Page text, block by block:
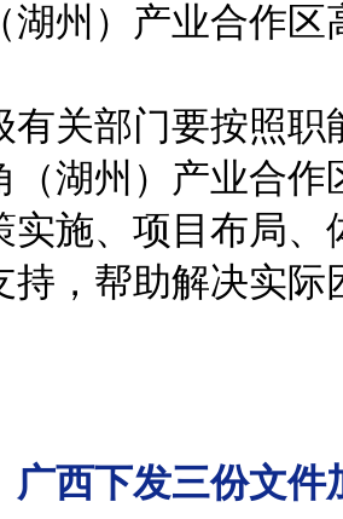
湖州）产业合作区
部门要按照职
（湖州）产业合
实施、项目布局
持，帮助解决实
西下发三份文件